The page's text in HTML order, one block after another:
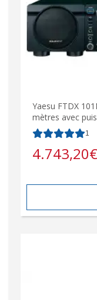
Yaesu FTDX
mètres avec
1
4.743,20€